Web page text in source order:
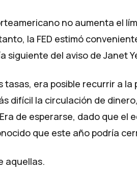
no aumenta el
la FED estimó
siguiente del aviso de Janet
tasas, era posible recurrir a la
difícil la circulación de
de esperarse, dado que el
que este año podría
aquellas.